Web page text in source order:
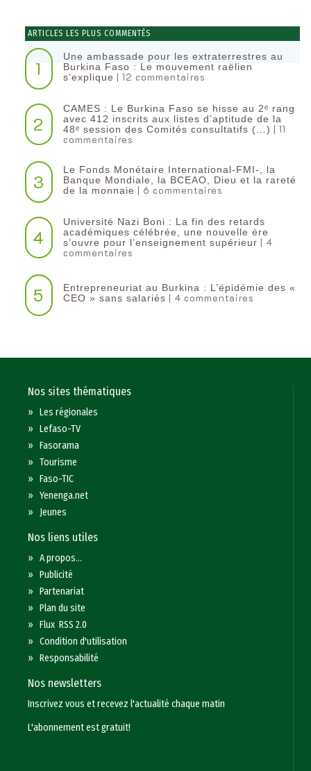
ARTICLES LES PLUS COMMENTÉS
1
Une ambassade pour les extraterrestres au
Burkina Faso : Le mouvement raëlien
s’explique | 12 commentaires
2
CAMES : Le Burkina Faso se hisse au 2ᵉ rang
avec 412 inscrits aux listes d’aptitude de la
48ᵉ session des Comités consultatifs (…) | 11
commentaires
3
Le Fonds Monétaire International-FMI-, la
Banque Mondiale, la BCEAO, Dieu et la rareté
de la monnaie | 6 commentaires
4
Université Nazi Boni : La fin des retards
académiques célébrée, une nouvelle ère
s’ouvre pour l’enseignement supérieur | 4
commentaires
5
Entrepreneuriat au Burkina : L’épidémie des «
CEO » sans salariés | 4 commentaires
Nos sites thématiques
»Les régionales
»Lefaso-TV
»Fasorama
»Tourisme
»Faso-TIC
»Yenenga.net
» Jeunes
Nos liens utiles
»A propos...
»Publicité
»Partenariat
»Plan du site
»Flux RSS 2.0
»Condition d'utilisation
»Responsabilité
Nos newsletters
Inscrivez vous et recevez l'actualité chaque matin
L'abonnement est gratuit!